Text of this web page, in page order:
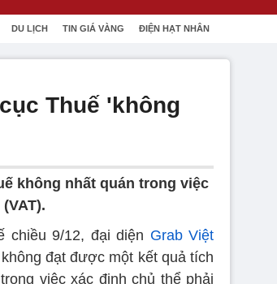
DU LỊCH TIN GIÁ VÀNG ĐIỆN HẠT NHÂN
Thuế 'không
không nhất quán trong việc
chiều 9/12, đại diện Grab Việt
đạt được một kết quả tích
việc xác định chủ thể phải